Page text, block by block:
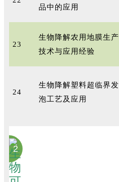
品中的应用
23
生物降解农用地膜生产
技术与应用经验
24
生物降解塑料超临界发
泡工艺及应用
2